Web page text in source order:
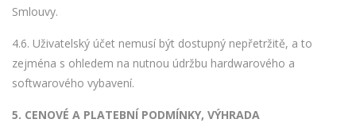
Smlouvy.
4.6. Uživatelský účet nemusí být dostupný nepřetržitě, a to
zejména s ohledem na nutnou údržbu hardwarového a
softwarového vybavení.
5. CENOVÉ A PLATEBNÍ PODMÍNKY, VÝHRADA